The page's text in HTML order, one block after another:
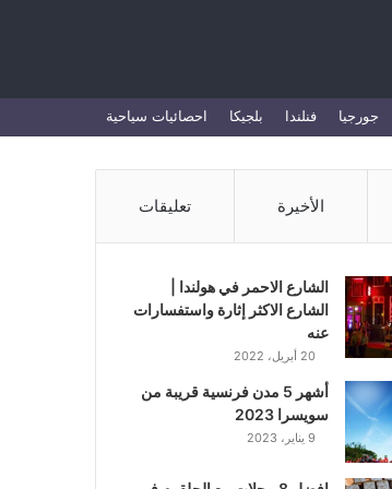
جورجيا فنلندا بلجيكا احصائيات سياحية
الأخيرة تعليقات
الشارع الاحمر في هولندا |
الشارع الاكثر إثارة واستفسارات
عنه
20 أبريل، 2022
أشهر 5 مدن فرنسية قريبة من
سويسرا 2023
9 يناير، 2023